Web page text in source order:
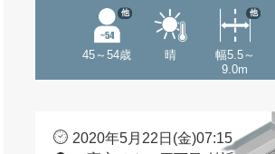
45～54歳
他
晴
幅5.5～
9.0m
他
2020年5月22日(金)07:15